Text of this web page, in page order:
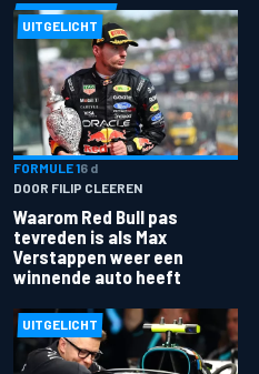
UITGELICHT
FORMULE 16 d
DOOR FILIP CLEEREN
Waarom Red Bull pas
tevreden is als Max
Verstappen weer een
winnende auto heeft
UITGELICHT